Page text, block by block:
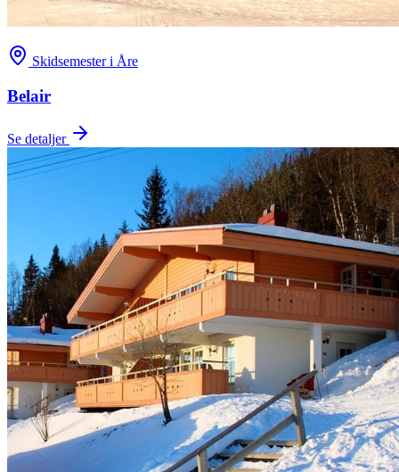
Skidsemester i Åre
Belair
Se detaljer